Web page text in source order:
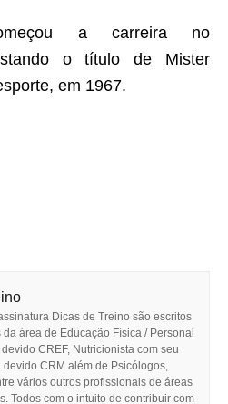
a carreira no
o título de Mister
em 1967.
Dicas de Treino são escritos
área de Educação Física / Personal
CREF, Nutricionista com seu
CRM além de Psicólogos,
vários outros profissionais de áreas
Todos com o intuito de contribuir com